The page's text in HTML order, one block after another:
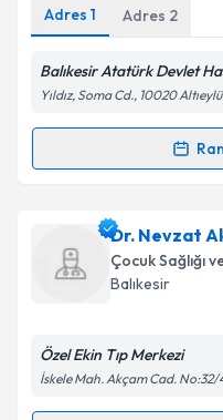
Kişisel
kapsamda
Adres 1 Adres 2
Balıkesir Atatürk Devlet
Yıldız, Soma Cd., 10020
Randevu
Dr. Fadime Sümer
oluşturun. Size bu
takvim
Dr. Nevzat
Çocuk Sağlığı
Balıkesir
Özel Ekin Tıp Merkezi
İskele Mah. Akçam Cad.